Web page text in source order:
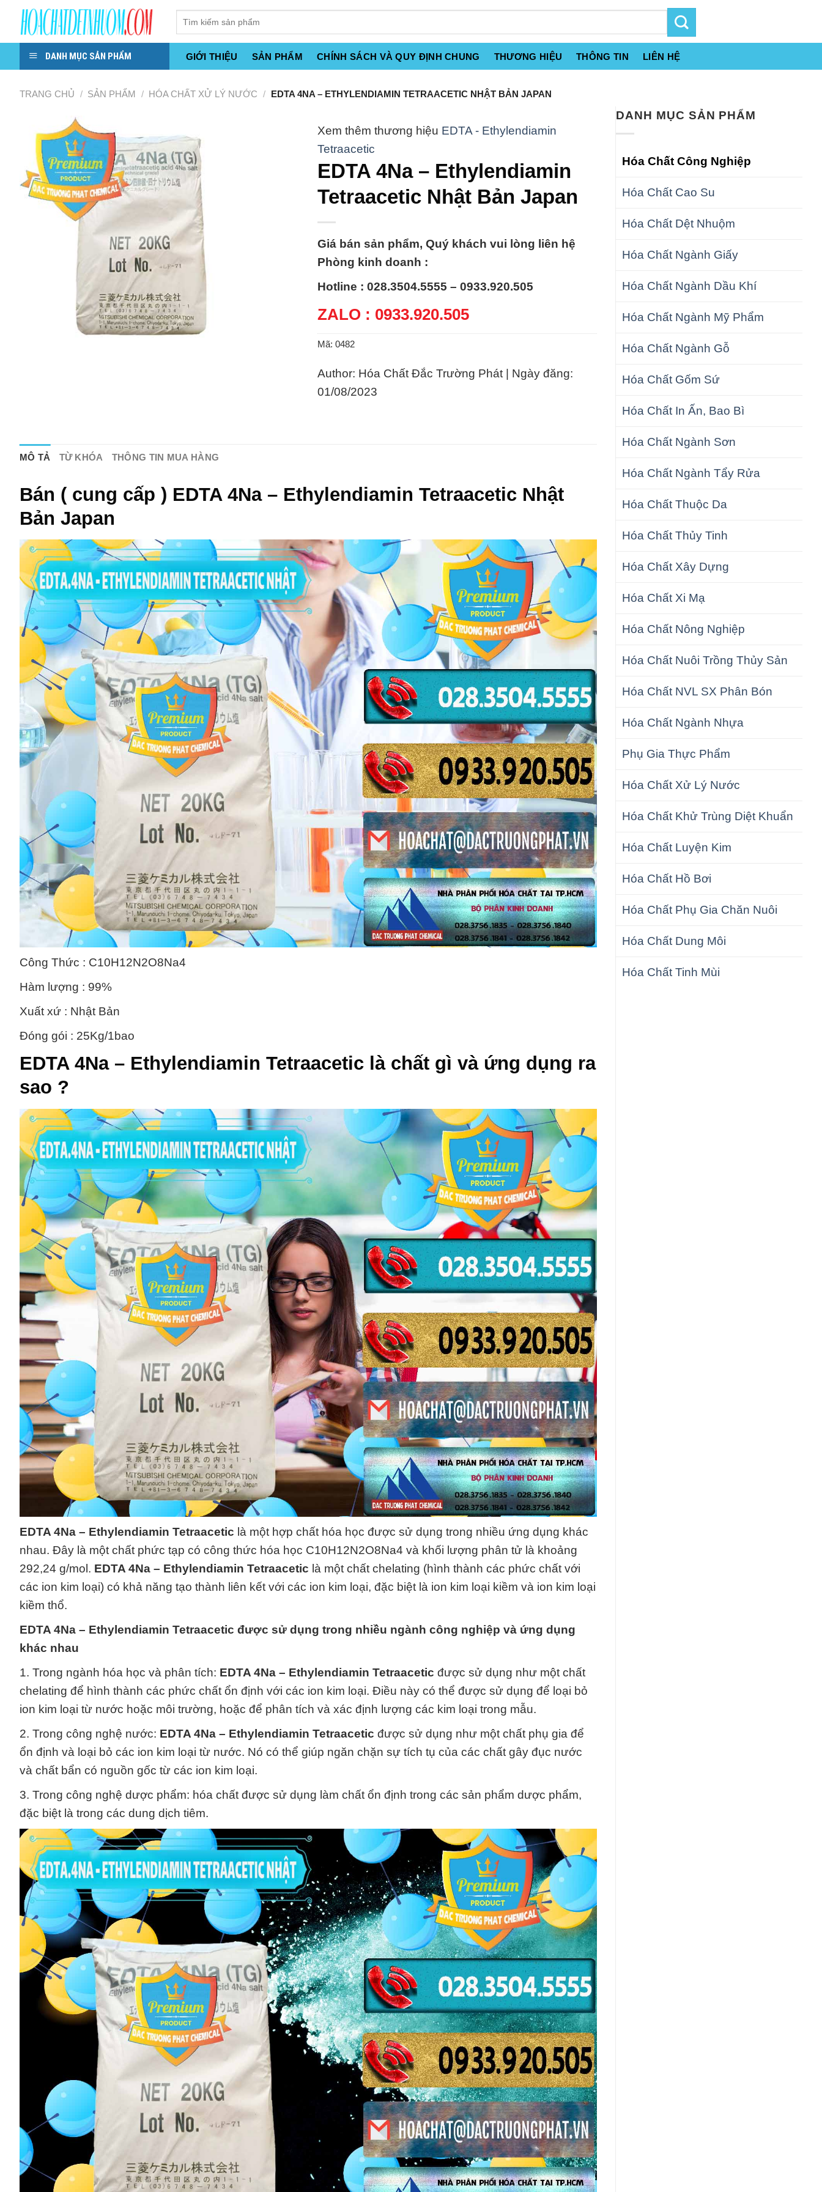
Skip
content
DANH MỤC SẢN PHẨM GIỚI THIỆU SẢN PHẨM CHÍNH SÁCH VÀ QUY ĐỊNH CHUNG THƯƠNG HIỆU THÔNG TIN LIÊN HỆ
TRANG CHỦ / SẢN PHẨM / HÓA CHẤT XỬ LÝ NƯỚC / EDTA 4NA – ETHYLENDIAMIN TETRAACETIC NHẬT BẢN JAPAN
DANH MỤC SẢN PHẨM
Hóa Chất Công Nghiệp
Hóa Chất Cao Su
Hóa Chất Dệt Nhuộm
Hóa Chất Ngành Giấy
Hóa Chất Ngành Dầu Khí
Hóa Chất Ngành Mỹ Phẩm
Hóa Chất Ngành Gỗ
Hóa Chất Gốm Sứ
Hóa Chất In Ấn, Bao Bì
Hóa Chất Ngành Sơn
Hóa Chất Ngành Tẩy Rửa
Hóa Chất Thuộc Da
Hóa Chất Thủy Tinh
Hóa Chất Xây Dựng
Hóa Chất Xi Mạ
Hóa Chất Nông Nghiệp
Hóa Chất Nuôi Trồng Thủy Sản
Hóa Chất NVL SX Phân Bón
Hóa Chất Ngành Nhựa
Phụ Gia Thực Phẩm
Hóa Chất Xử Lý Nước
Hóa Chất Khử Trùng Diệt Khuẩn
Hóa Chất Luyện Kim
Hóa Chất Hồ Bơi
Hóa Chất Phụ Gia Chăn Nuôi
Hóa Chất Dung Môi
Hóa Chất Tinh Mùi
EDTA - Ethylendiamin
Tetraacetic
EDTA 4Na – Ethylendiamin
Tetraacetic Nhật Bản Japan
Giá bán sản phẩm, Quý khách vui lòng liên hệ
Phòng kinh doanh :
Hotline : 028.3504.5555 – 0933.920.505
ZALO : 0933.920.505
Mã: 0482
Author: Hóa Chất Đắc Trường Phát | Ngày đăng:
01/08/2023
MÔ TẢ TỪ KHÓA THÔNG TIN MUA HÀNG
Bán ( cung cấp ) EDTA 4Na – Ethylendiamin Tetraacetic Nhật
Bản Japan
Công Thức : C10H12N2O8Na4
Hàm lượng : 99%
Xuất xứ : Nhật Bản
Đóng gói : 25Kg/1bao
EDTA 4Na – Ethylendiamin Tetraacetic là chất gì và ứng dụng ra
sao ?
EDTA 4Na – Ethylendiamin Tetraacetic là một hợp chất hóa học được sử dụng trong nhiều ứng dụng khác
nhau. Đây là một chất phức tạp có công thức hóa học C10H12N2O8Na4 và khối lượng phân tử là khoảng
292,24 g/mol. EDTA 4Na – Ethylendiamin Tetraacetic là một chất chelating (hình thành các phức chất với
các ion kim loại) có khả năng tạo thành liên kết với các ion kim loại, đặc biệt là ion kim loại kiềm và ion kim loại
kiềm thổ.
EDTA 4Na – Ethylendiamin Tetraacetic được sử dụng trong nhiều ngành công nghiệp và ứng dụng
khác nhau
1. Trong ngành hóa học và phân tích: EDTA 4Na – Ethylendiamin Tetraacetic được sử dụng như một chất
chelating để hình thành các phức chất ổn định với các ion kim loại. Điều này có thể được sử dụng để loại bỏ
ion kim loại từ nước hoặc môi trường, hoặc để phân tích và xác định lượng các kim loại trong mẫu.
2. Trong công nghệ nước: EDTA 4Na – Ethylendiamin Tetraacetic được sử dụng như một chất phụ gia để
ổn định và loại bỏ các ion kim loại từ nước. Nó có thể giúp ngăn chặn sự tích tụ của các chất gây đục nước
và chất bẩn có nguồn gốc từ các ion kim loại.
3. Trong công nghệ dược phẩm: hóa chất được sử dụng làm chất ổn định trong các sản phẩm dược phẩm,
đặc biệt là trong các dung dịch tiêm.